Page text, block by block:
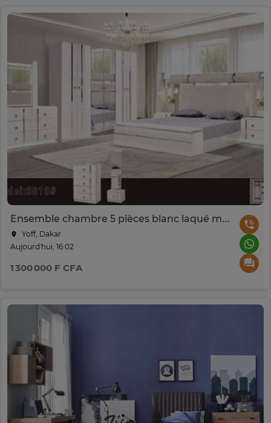
Ensemble chambre 5 pièces blanc laqué moderne 8816
Yoff, Dakar
Aujourd'hui, 16:02
1 300 000 F CFA